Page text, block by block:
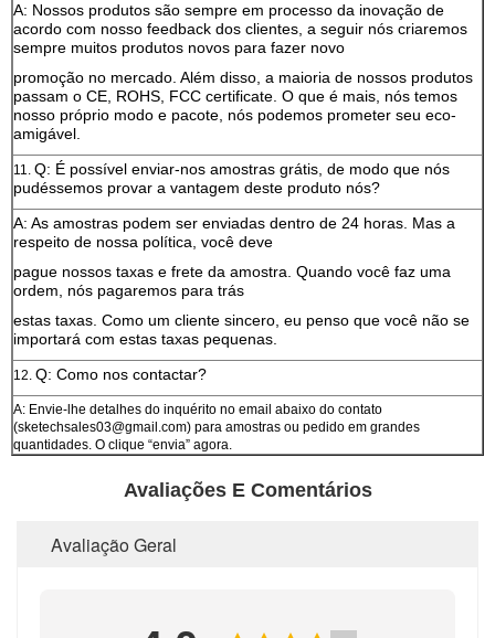
A: Nossos produtos são sempre em processo da inovação de
acordo com nosso feedback dos clientes, a seguir nós criaremos
sempre muitos produtos novos para fazer novo
promoção no mercado. Além disso, a maioria de nossos produtos
passam o CE, ROHS, FCC certificate. O que é mais, nós temos
nosso próprio modo e pacote, nós podemos prometer seu eco-
amigável.
11. Q: É possível enviar-nos amostras grátis, de modo que nós
pudéssemos provar a vantagem deste produto nós?
A: As amostras podem ser enviadas dentro de 24 horas. Mas a
respeito de nossa política, você deve
pague nossos taxas e frete da amostra. Quando você faz uma
ordem, nós pagaremos para trás
estas taxas. Como um cliente sincero, eu penso que você não se
importará com estas taxas pequenas.
12. Q: Como nos contactar?
A: Envie-lhe detalhes do inquérito no email abaixo do contato
(sketechsales03@gmail.com) para amostras ou pedido em grandes
quantidades. O clique “envia” agora.
Avaliações E Comentários
Avaliação Geral